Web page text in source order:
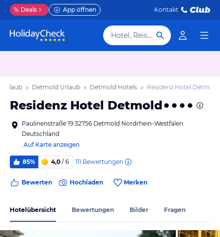
% Deals App öffnen Kontakt
Hotel, Reiseziel
Urlaub Detmold Urlaub Detmold Hotels Residenz Hotel Detmold
Residenz Hotel Detmold
Paulinenstraße 19 32756 Detmold Nordrhein-Westfalen
Deutschland
Auf Karte anzeigen
85% 4,0 / 6 111 Bewertungen
Bewerten Hochladen Merken
Hotelübersicht Bewertungen Bilder Fragen